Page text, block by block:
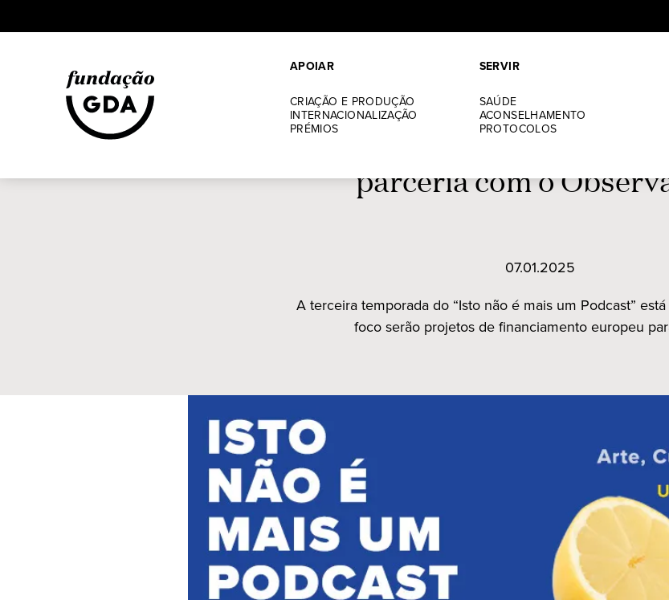
APOIAR
CRIAÇÃO E PRODUÇÃO
INTERNACIONALIZAÇÃO
PRÉMIOS
SERVIR
SAÚDE
ACONSELHAMENTO
PROTOCOLOS
Fundação GDA lança 3.ª
do “Isto não é mais um
parceria com o
07.01.2025
A terceira temporada do “Isto não é mais um Podcast”
foco serão projetos de financiamento europeu